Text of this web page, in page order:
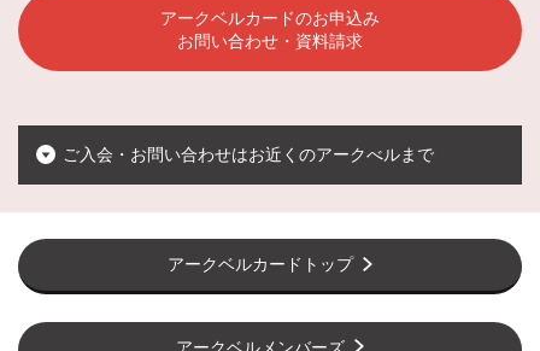
アークベルカードのお申込み
お問い合わせ・資料請求
ご入会・お問い合わせはお近くのアークべルまで
アークベルカードトップ